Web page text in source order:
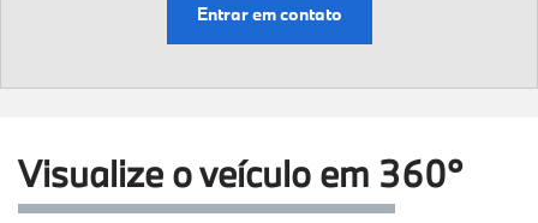
Entrar em contato
Visualize o veículo em 360°